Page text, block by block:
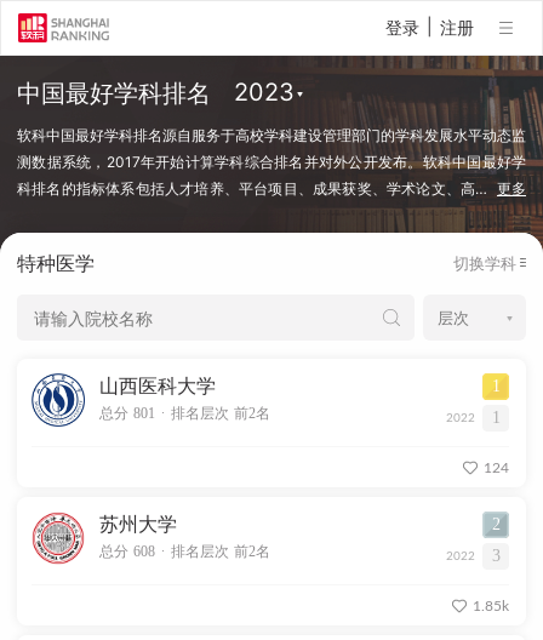
登录 注册
中国最好学科排名
…更多
软科中国最好学科排名源自服务于高校学科建设管理部门的学科发展水平动态监
测数据系统，2017年开始计算学科综合排名并对外公开发布。软科中国最好学
科排名的指标体系包括人才培养、平台项目、成果获奖、学术论文、高
端人才等指标类别，使用百余项学科建设管理中密切关注的指标变量，强调通过
好学科排名采用的学科口径是国务院学位委员会、教育部颁布的《研究生教育学
对象是在该学科设有研究生学位授权点的所有高校，发布的是在该学科排名前
业学位类别，涉及超过500所高校的上万个学科点（查看排名方法）。
特种医学 切换学科
山西医科大学 1
总分 801 . 排名层次 前2名 2022 1
124
苏州大学 2
总分 608 . 排名层次 前2名 2022 3
1.85k